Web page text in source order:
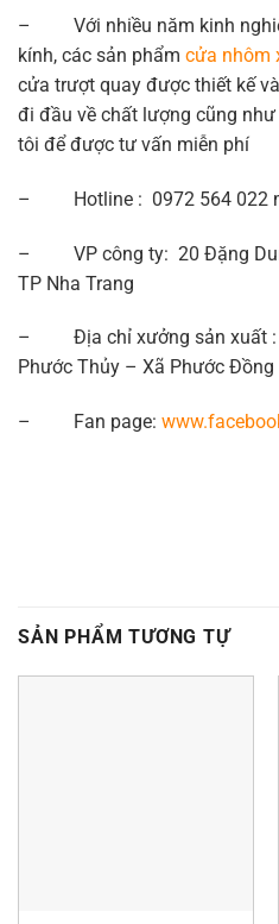
– Với nhiều năm kinh
kính, các sản phẩm cửa nhôm
cửa trượt quay được thiết kế
đi đầu về chất lượng cũng
tôi để được tư vấn miễn phí
– Hotline : 0972 564 022
– VP công ty: 20 Đặng
TP Nha Trang
– Địa chỉ xưởng sản xuất :
Phước Thủy – Xã Phước Đồng
– Fan page:
SẢN PHẨM TƯƠNG TỰ